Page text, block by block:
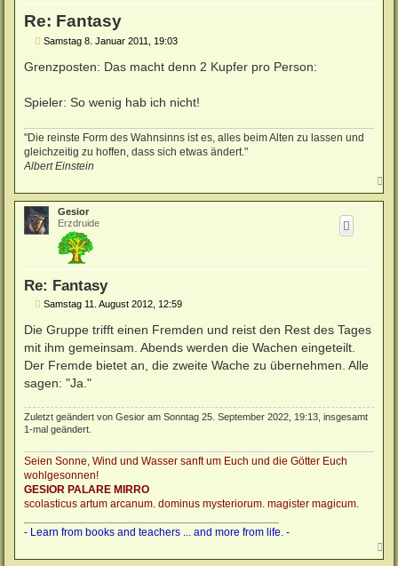
Re: Fantasy
B
i
a
g
Samstag 8. Januar 2011, 19:03
Grenzposten: Das macht denn 2 Kupfer pro Person:
Spieler: So wenig hab ich nicht!
"Die reinste Form des Wahnsinns ist es, alles beim Alten zu lassen und
gleichzeitig zu hoffen, dass sich etwas ändert."
Albert Einstein
a
c
Gesior
Erzdruide
Re: Fantasy
B
i
r
g
Samstag 11. August 2012, 12:59
Die Gruppe trifft einen Fremden und reist den Rest des Tages
mit ihm gemeinsam. Abends werden die Wachen eingeteilt.
Der Fremde bietet an, die zweite Wache zu übernehmen. Alle
sagen: "Ja."
Zuletzt geändert von Gesior am Sonntag 25. September 2022, 19:13, insgesamt
1-mal geändert.
Seien Sonne, Wind und Wasser sanft um Euch und die Götter Euch
wohlgesonnen!
GESIOR PALARE MIRRO
scolasticus artum arcanum. dominus mysteriorum. magister magicum.
- Learn from books and teachers ... and more from life. -
a